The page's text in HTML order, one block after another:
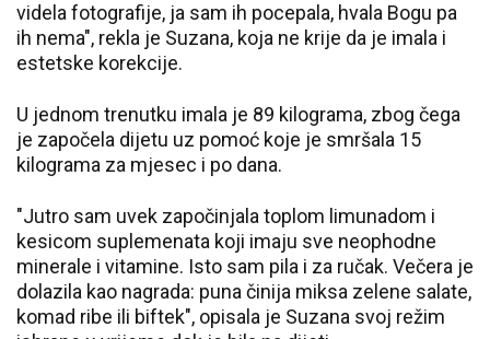
videla fotografije, ja sam ih pocepala, hvala Bogu pa
ih nema", rekla je Suzana, koja ne krije da je imala i
estetske korekcije.
U jednom trenutku imala je 89 kilograma, zbog čega
je započela dijetu uz pomoć koje je smršala 15
kilograma za mjesec i po dana.
"Jutro sam uvek započinjala toplom limunadom i
kesicom suplemenata koji imaju sve neophodne
minerale i vitamine. Isto sam pila i za ručak. Večera je
dolazila kao nagrada: puna činija miksa zelene salate,
komad ribe ili biftek", opisala je Suzana svoj režim